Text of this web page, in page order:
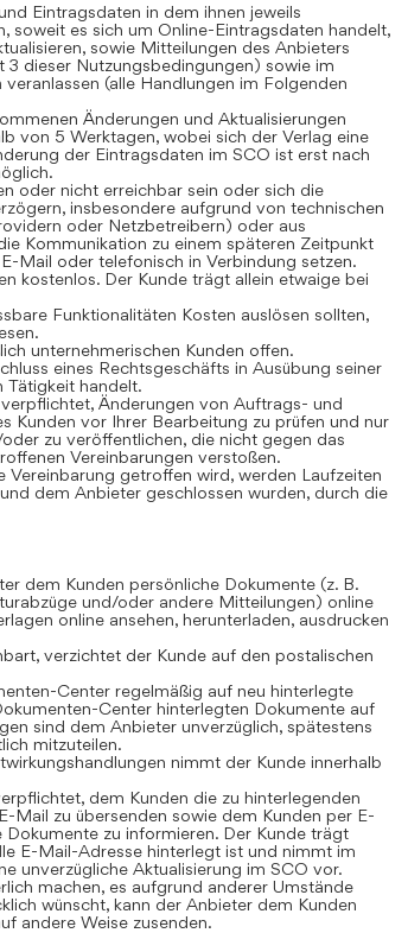
Eintragsdaten in dem ihnen jeweils
soweit es sich um Online-Eintragsdaten handelt,
sowie Mitteilungen des Anbieters
3 dieser Nutzungsbedingungen) sowie im
(alle Handlungen im Folgenden
Änderungen und Aktualisierungen
von 5 Werktagen, wobei sich der Verlag eine
der Eintragsdaten im SCO ist erst nach
oder nicht erreichbar sein oder sich die
insbesondere aufgrund von technischen
oder Netzbetreibern) oder aus
Kommunikation zu einem späteren Zeitpunkt
Mail oder telefonisch in Verbindung setzen.
kostenlos. Der Kunde trägt allein etwaige bei
Funktionalitäten Kosten auslösen sollten,
unternehmerischen Kunden offen.
eines Rechtsgeschäfts in Ausübung seiner
Tätigkeit handelt.
Änderungen von Auftrags- und
Kunden vor Ihrer Bearbeitung zu prüfen und nur
zu veröffentlichen, die nicht gegen das
Vereinbarungen verstoßen.
getroffen wird, werden Laufzeiten
dem Anbieter geschlossen wurden, durch die
dem Kunden persönliche Dokumente (z. B.
und/oder andere Mitteilungen) online
online ansehen, herunterladen, ausdrucken
verzichtet der Kunde auf den postalischen
Center regelmäßig auf neu hinterlegte
Center hinterlegten Dokumente auf
sind dem Anbieter unverzüglich, spätestens
mitzuteilen.
nimmt der Kunde innerhalb
dem Kunden die zu hinterlegenden
Mail zu übersenden sowie dem Kunden per E-
zu informieren. Der Kunde trägt
E-Mail-Adresse hinterlegt ist und nimmt im
unverzügliche Aktualisierung im SCO vor.
machen, es aufgrund anderer Umstände
wünscht, kann der Anbieter dem Kunden
andere Weise zusenden.